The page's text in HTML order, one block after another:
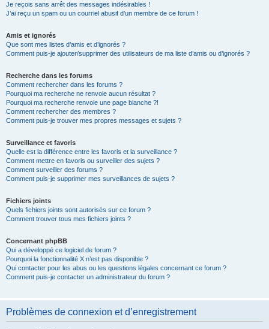
Je reçois sans arrêt des messages indésirables !
J’ai reçu un spam ou un courriel abusif d’un membre de ce forum !
Amis et ignorés
Que sont mes listes d’amis et d’ignorés ?
Comment puis-je ajouter/supprimer des utilisateurs de ma liste d’amis ou d’ignorés ?
Recherche dans les forums
Comment rechercher dans les forums ?
Pourquoi ma recherche ne renvoie aucun résultat ?
Pourquoi ma recherche renvoie une page blanche ?!
Comment rechercher des membres ?
Comment puis-je trouver mes propres messages et sujets ?
Surveillance et favoris
Quelle est la différence entre les favoris et la surveillance ?
Comment mettre en favoris ou surveiller des sujets ?
Comment surveiller des forums ?
Comment puis-je supprimer mes surveillances de sujets ?
Fichiers joints
Quels fichiers joints sont autorisés sur ce forum ?
Comment trouver tous mes fichiers joints ?
Concernant phpBB
Qui a développé ce logiciel de forum ?
Pourquoi la fonctionnalité X n’est pas disponible ?
Qui contacter pour les abus ou les questions légales concernant ce forum ?
Comment puis-je contacter un administrateur du forum ?
Problèmes de connexion et d’enregistrement